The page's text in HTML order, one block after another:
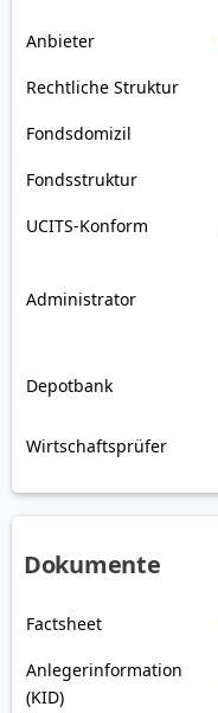
Anbieter
Rechtliche Struktur
Fondsdomizil
Fondsstruktur
UCITS-Konform
Administrator
Depotbank
Wirtschaftsprüfer
Dokumente
Factsheet
Anlegerinformation
(KID)